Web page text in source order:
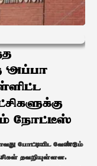
‘அப்பா
நோட்டீஸ்
போட்டியிட வேண்டும்
தவறியுள்ளன.